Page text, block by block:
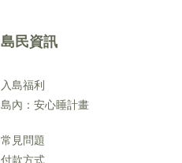
島民資訊
入島福利
島內：安心睡計畫
常見問題
付款方式